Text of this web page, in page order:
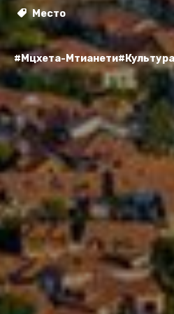
Место
#Мцхета-Мтианети